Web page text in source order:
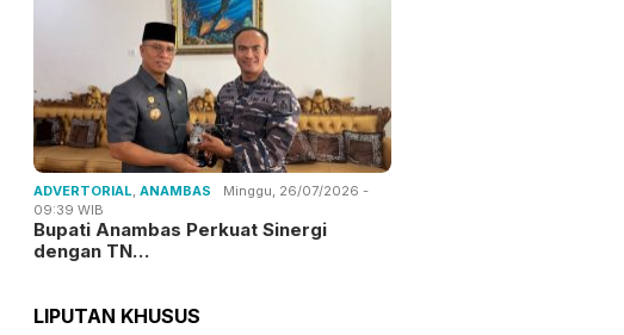
ADVERTORIAL,ANAMBAS
Minggu, 26/07/2026 -
09:39 WIB
Bupati Anambas Perkuat Sinergi
dengan TN…
LIPUTAN KHUSUS